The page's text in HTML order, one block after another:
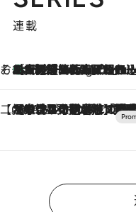
連載
そおだよおこの関西おいしい、おやつ紀行11 Hours Ago
［大阪府箕面市］一皿一皿目の前で仕上げられる、料理を巧みに組み込んだアシェットデセールコース「ミチル アシェット デセール（Michiru assiette dessert）」
【CREA×星野リゾート】唯一無二。癒しと発見が待つ
2026.8.7
【トンボの足水浴】ヒノキの香りに包まれて涼感マックス！約13℃の湧水かけ流しを避暑地「星野温泉 トンボの湯